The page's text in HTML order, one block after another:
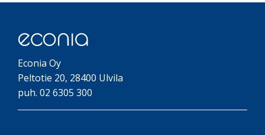
Econia Oy
Peltotie 20, 28400 Ulvila
puh. 02 6305 300